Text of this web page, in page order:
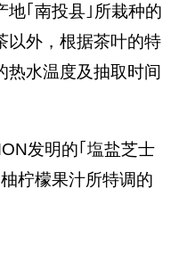
地｢南投县｣所栽种的
以外，根据茶叶的特
热水温度及抽取时间
发明的｢塩盐芝士
柠檬果汁所特调的